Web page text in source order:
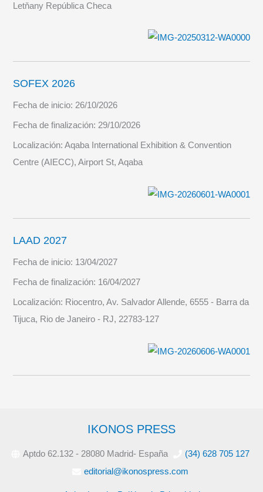
Letňany República Checa
SOFEX 2026
Fecha de inicio:26/10/2026
Fecha de finalización:29/10/2026
Localización:Aqaba International Exhibition & Convention
Centre (AIECC), Airport St, Aqaba
LAAD 2027
Fecha de inicio: 13/04/2027
Fecha de finalización: 16/04/2027
Localización: Riocentro, Av. Salvador Allende, 6555 - Barra da
Tijuca, Rio de Janeiro - RJ, 22783-127
IKONOS PRESS
Aptdo 62.132 - 28080 Madrid- España
(34) 628 705 127
editorial@ikonospress.com